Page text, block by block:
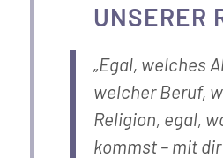
UNSERER
„Egal, welches
welcher Beruf,
Religion, egal,
kommst – mit